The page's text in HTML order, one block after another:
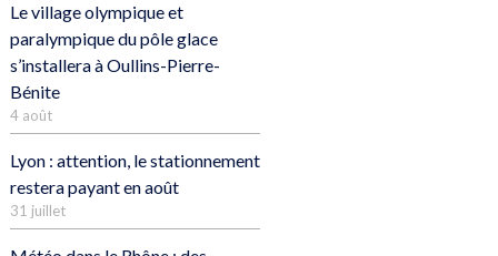
Le village olympique et
paralympique du pôle glace
s’installera à Oullins-Pierre-
Bénite
4 août
Lyon : attention, le stationnement
restera payant en août
31 juillet